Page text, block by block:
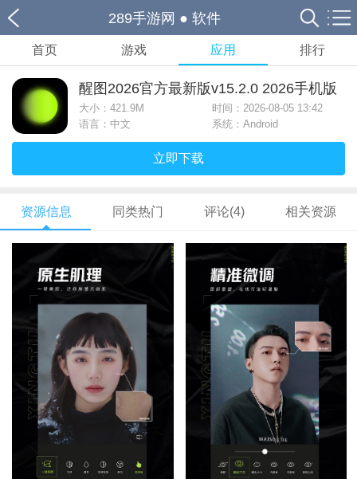
289手游网 ● 软件
首页 游戏 应用 排行
醒图2026官方最新版v15.2.0 2026手机版
大小： 421.9M
时间：2026-08-05 13:42
语言：中文
系统：Android
立即下载
资源信息 同类热门 评论(4) 相关资源